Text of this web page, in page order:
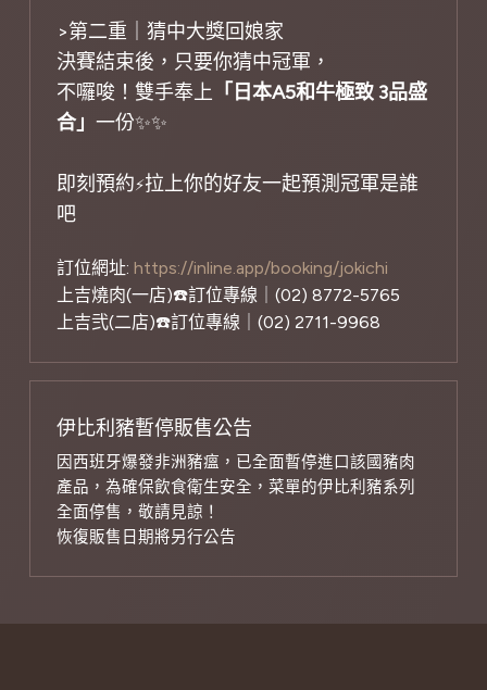
>第二重｜猜中大獎回娘家
決賽結束後，只要你猜中冠軍，
不囉唆！雙手奉上 「日本A5和牛極致 3品盛
合」 一份✨✨
即刻預約⚡拉上你的好友一起預測冠軍是誰
吧
訂位網址: https://inline.app/booking/jokichi
上吉燒肉(一店)☎️訂位專線｜(02) 8772-5765
上吉弐(二店)☎️訂位專線｜(02) 2711-9968
伊比利豬暫停販售公告
因西班牙爆發非洲豬瘟，已全面暫停進口該國豬肉
產品，為確保飲食衛生安全，菜單的伊比利豬系列
全面停售，敬請見諒！
恢復販售日期將另行公告